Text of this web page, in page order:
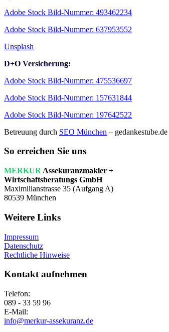
Adobe Stock Bild-Nummer: 493462234
Adobe Stock Bild-Nummer: 637953552
Unsplash
D+O Versicherung:
Adobe Stock Bild-Nummer: 475536697
Adobe Stock Bild-Nummer: 157631844
Adobe Stock Bild-Nummer: 197642522
Betreuung durch SEO München – gedankestube.de
So erreichen Sie uns
MERKUR Assekuranzmakler +
Wirtschaftsberatungs GmbH
Maximilianstrasse 35 (Aufgang A)
80539 München
Weitere Links
Impressum
Datenschutz
Rechtliche Hinweise
Kontakt aufnehmen
Telefon:
089 - 33 59 96
E-Mail:
info@merkur-assekuranz.de